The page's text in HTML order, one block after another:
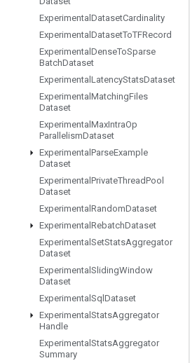
Experimental DatasetCardinality
Experimental DatasetToTFRecord
Experimental DenseToSparse
BatchDataset
Experimental LatencyStatsDataset
Experimental MatchingFiles
Dataset
Experimental MaxIntraOp
ParallelismDataset
Experimental ParseExample
Dataset
Experimental PrivateThreadPool
Dataset
Experimental RandomDataset
Experimental RebatchDataset
Experimental SetStatsAggregator
Dataset
Experimental SlidingWindow
Dataset
Experimental Sql Dataset
Experimental StatsAggregator
Handle
Experimental StatsAggregator
Summary